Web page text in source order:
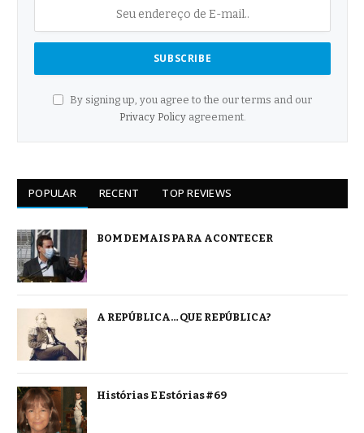
By signing up, you agree to the our terms and our
Privacy Policyagreement.
POPULAR RECENT TOP REVIEWS
BOM DEMAIS PARA ACONTECER
A REPÚBLICA… QUE REPÚBLICA?
Histórias E Estórias #69